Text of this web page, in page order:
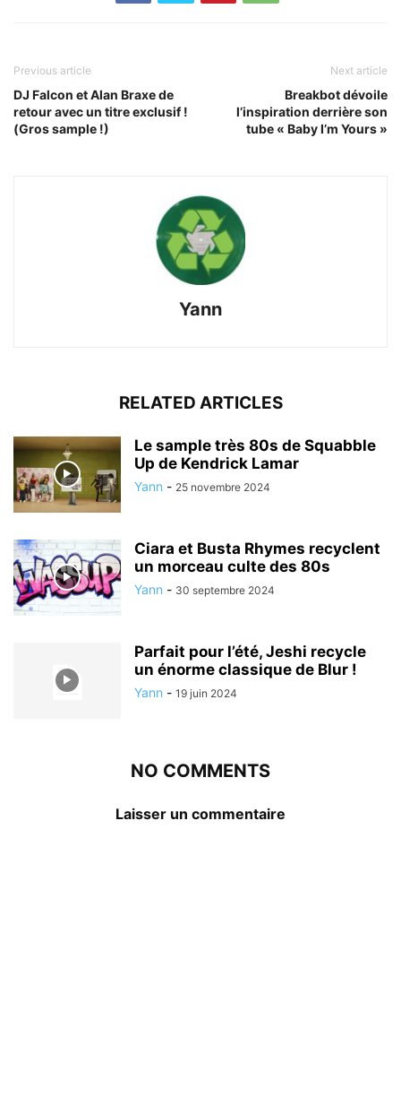
Previous article
DJ Falcon et Alan Braxe de
retour avec un titre exclusif !
(Gros sample !)
Next article
Breakbot dévoile
l’inspiration derrière son
tube « Baby I’m Yours »
Yann
RELATED ARTICLES
Le sample très 80s de Squabble
Up de Kendrick Lamar
Yann - 25 novembre 2024
Ciara et Busta Rhymes recyclent
un morceau culte des 80s
Yann - 30 septembre 2024
Parfait pour l’été, Jeshi recycle
un énorme classique de Blur !
Yann - 19 juin 2024
NO COMMENTS
Laisser un commentaire